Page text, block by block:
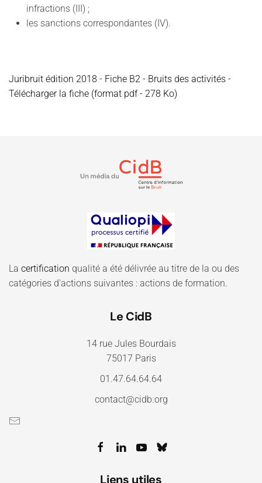
infractions (III) ;
les sanctions correspondantes (IV).
Juribruit édition 2018 - Fiche B2 - Bruits des activités -
Télécharger la fiche (format pdf - 278 Ko)
La certification qualité a été délivrée au titre de la ou des
catégories d'actions suivantes : actions de formation.
Le CidB
14 rue Jules Bourdais
75017 Paris
01.47.64.64.64
contact@cidb.org
Liens utiles